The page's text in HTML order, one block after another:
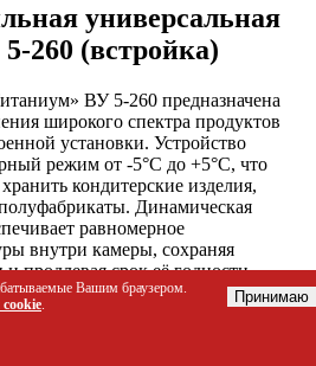
универсальная
260 (встройка)
ВУ 5-260 предназначена
широкого спектра продуктов
установки. Устройство
режим от -5°С до +5°С, что
кондитерские изделия,
Динамическая
равномерное
внутри камеры, сохраняя
продлевая срок её годности.
Вашим браузером.
. Принимаю